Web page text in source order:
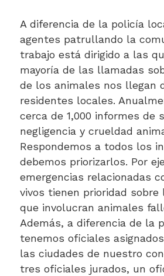
A diferencia de la policía
agentes patrullando la
trabajo está dirigido a las
mayoría de las llamadas
de los animales nos llegan
residentes locales.
cerca de 1,000 informes de
negligencia y crueldad
Respondemos a todos los
debemos priorizarlos. Por
emergencias relacionadas
vivos tienen prioridad sobre
que involucran animales
Además, a diferencia de la
tenemos oficiales
las ciudades de nuestro
tres oficiales jurados, un